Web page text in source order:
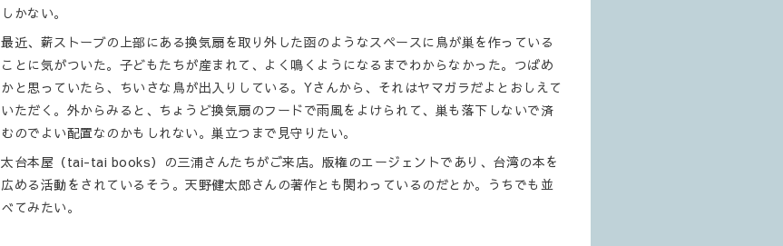
しかない。
最近、薪ストーブの上部にある換気扇を取り外した函のようなスペースに鳥が巣を作っている
ことに気がついた。子どもたちが産まれて、よく鳴くようになるまでわからなかった。つばめ
かと思っていたら、ちいさな鳥が出入りしている。Yさんから、それはヤマガラだよとおしえて
いただく。外からみると、ちょうど換気扇のフードで雨風をよけられて、巣も落下しないで済
むのでよい配置なのかもしれない。巣立つまで見守りたい。
太台本屋（tai-tai books）の三浦さんたちがご来店。版権のエージェントであり、台湾の本を
広める活動をされているそう。天野健太郎さんの著作とも関わっているのだとか。うちでも並
べてみたい。